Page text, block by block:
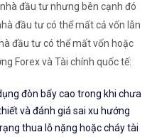
đầu tư nhưng bên cạnh đó
đầu tư có thể mất cả vốn lẫn
đầu tư có thể mất vốn hoặc
Forex và Tài chính quốc tế:
đòn bẩy cao trong khi chưa
và đánh giá sai xu hướng
thua lỗ nặng hoặc cháy tài